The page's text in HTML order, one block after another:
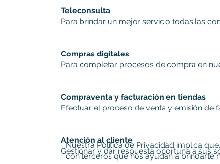
Teleconsulta
Para brindar un mejor servicio todas las
Compras digitales
Para completar procesos de compra en
Compraventa y facturación en tiendas
Efectuar el proceso de venta y emisión de
Atención al cliente
Gestionar y dar respuesta oportuna a sus
Nuestra Política de Privacidad implica
con terceros que nos ayudan a brindarte